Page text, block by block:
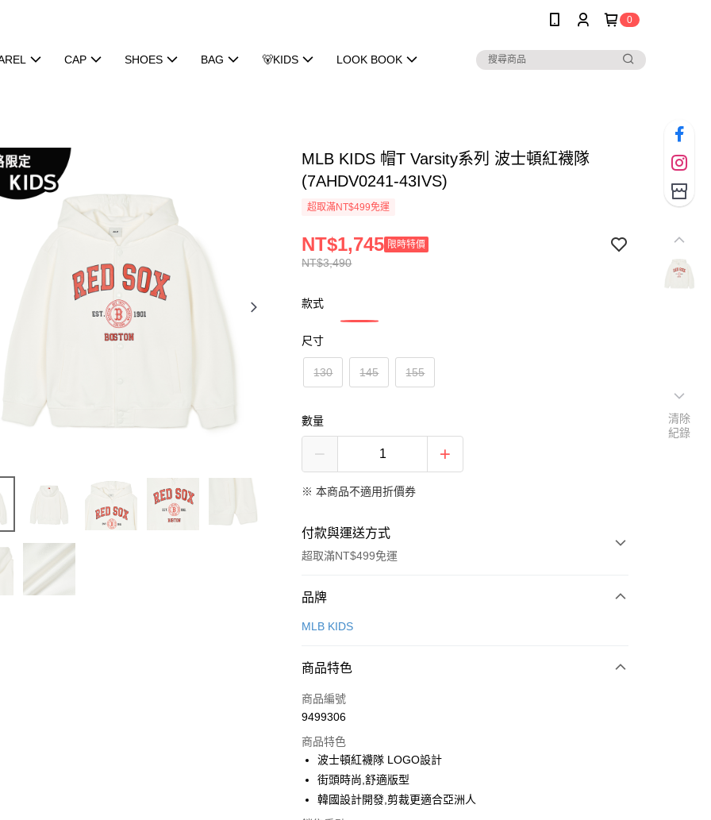
0
CAP SHOES BAG 🐻KIDS LOOK BOOK
MLB KIDS 帽T Varsity系列 波士頓紅襪隊
(7AHDV0241-43IVS)
超取滿NT$499免運
NT$3,490
NT$1,745 限時特價
款式
尺寸
130 145 155
數量
※ 本商品不適用折價券
付款與運送方式
超取滿NT$499免運
付款方式
信用卡一次付款
Apple Pay
街口支付
悠遊付
品牌
MLB KIDS
商品特色
商品編號
9499306
商品特色
波士頓紅襪隊 LOGO設計
街頭時尚,舒適版型
韓國設計開發,剪裁更適合亞洲人
清除
紀錄